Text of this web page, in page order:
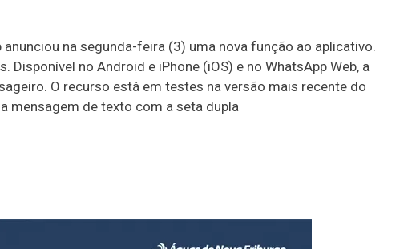
na segunda-feira (3) uma nova função ao aplicativo.
no Android e iPhone (iOS) e no WhatsApp Web, a
O recurso está em testes na versão mais recente do
mensagem de texto com a seta dupla